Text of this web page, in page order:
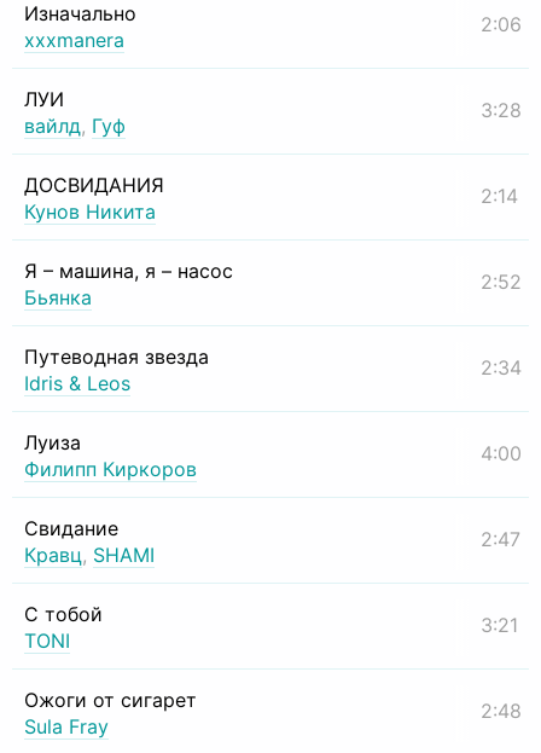
Изначально
xxxmanera
2:06
ЛУИ
вайлд, Гуф
3:28
ДОСВИДАНИЯ
Кунов Никита
2:14
Я – машина, я – насос
Бьянка
2:52
Путеводная звезда
Idris & Leos
2:34
Луиза
Филипп Киркоров
4:00
Свидание
Кравц, SHAMI
2:47
С тобой
TONI
3:21
Ожоги от сигарет
Sula Fray
2:48